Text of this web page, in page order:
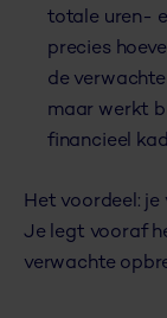
totale uren-
precies
de
maar werkt
financieel
Het voordeel:
Je legt vooraf
verwachte